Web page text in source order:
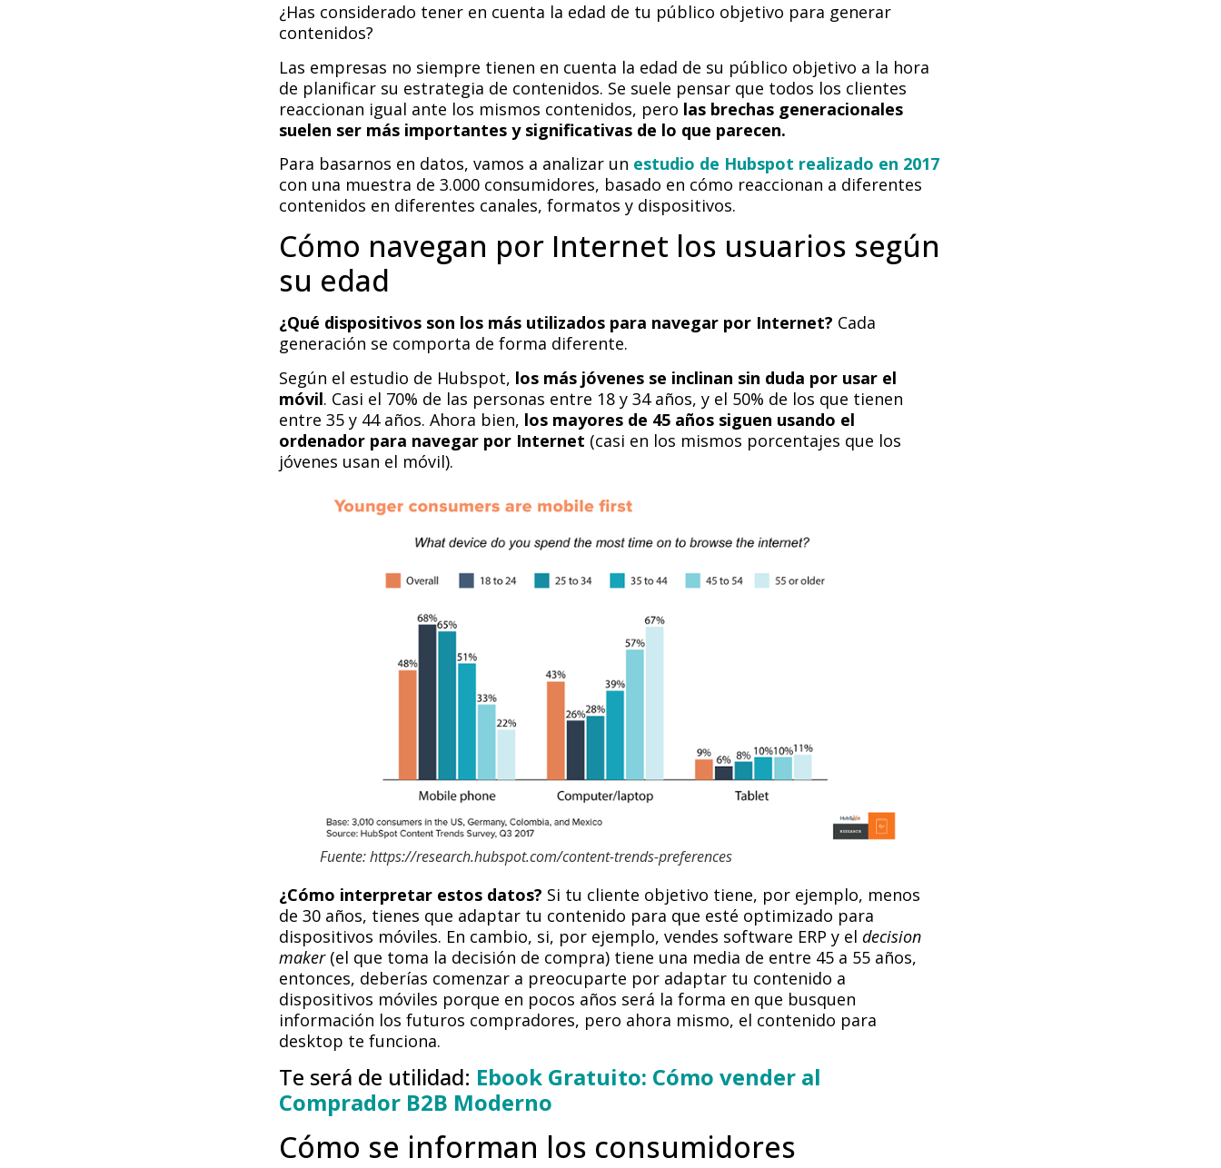
¿Has considerado tener en cuenta la edad de tu público objetivo para generar
contenidos?
Las empresas no siempre tienen en cuenta la edad de su público objetivo a la hora
de planificar su estrategia de contenidos. Se suele pensar que todos los clientes
reaccionan igual ante los mismos contenidos, pero las brechas generacionales
suelen ser más importantes y significativas de lo que parecen.
Para basarnos en datos, vamos a analizar un estudio de Hubspot realizado en 2017
con una muestra de 3.000 consumidores, basado en cómo reaccionan a diferentes
contenidos en diferentes canales, formatos y dispositivos.
Cómo navegan por Internet los usuarios según
su edad
¿Qué dispositivos son los más utilizados para navegar por Internet? Cada
generación se comporta de forma diferente.
Según el estudio de Hubspot, los más jóvenes se inclinan sin duda por usar el
móvil. Casi el 70% de las personas entre 18 y 34 años, y el 50% de los que tienen
entre 35 y 44 años. Ahora bien, los mayores de 45 años siguen usando el
ordenador para navegar por Internet (casi en los mismos porcentajes que los
jóvenes usan el móvil).
Fuente: https://research.hubspot.com/content-trends-preferences
¿Cómo interpretar estos datos? Si tu cliente objetivo tiene, por ejemplo, menos
de 30 años, tienes que adaptar tu contenido para que esté optimizado para
dispositivos móviles. En cambio, si, por ejemplo, vendes software ERP y el decision
maker(el que toma la decisión de compra) tiene una media de entre 45 a 55 años,
entonces, deberías comenzar a preocuparte por adaptar tu contenido a
dispositivos móviles porque en pocos años será la forma en que busquen
información los futuros compradores, pero ahora mismo, el contenido para
desktop te funciona.
Te será de utilidad: Ebook Gratuito: Cómo vender al
Comprador B2B Moderno
Cómo se informan los consumidores